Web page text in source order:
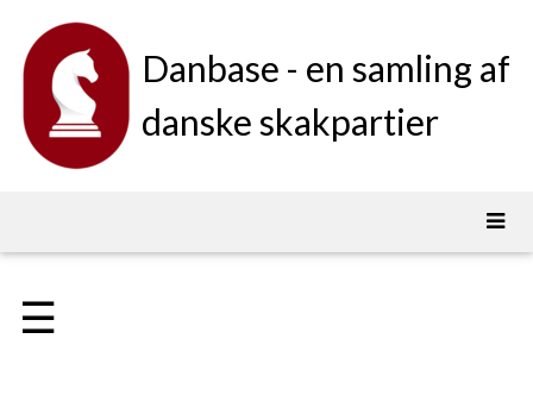
Danbase - en samling af
danske skakpartier
☰